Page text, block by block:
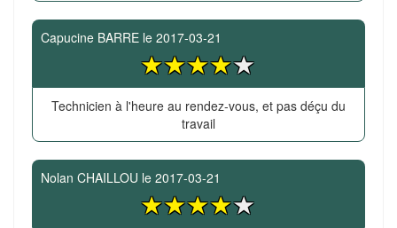
Capucine BARRE le 2017-03-21
Technicien à l'heure au rendez-vous, et pas déçu du
travail
Nolan CHAILLOU le 2017-03-21